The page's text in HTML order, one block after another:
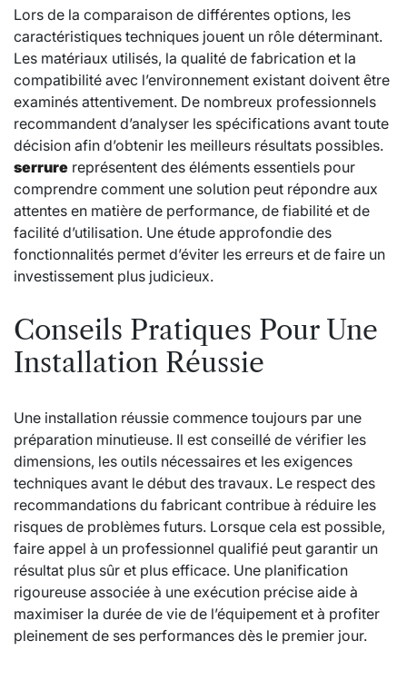
Lors de la comparaison de différentes options, les
caractéristiques techniques jouent un rôle déterminant.
Les matériaux utilisés, la qualité de fabrication et la
compatibilité avec l’environnement existant doivent être
examinés attentivement. De nombreux professionnels
recommandent d’analyser les spécifications avant toute
décision afin d’obtenir les meilleurs résultats possibles.
serrure représentent des éléments essentiels pour
comprendre comment une solution peut répondre aux
attentes en matière de performance, de fiabilité et de
facilité d’utilisation. Une étude approfondie des
fonctionnalités permet d’éviter les erreurs et de faire un
investissement plus judicieux.
Conseils Pratiques Pour Une
Installation Réussie
Une installation réussie commence toujours par une
préparation minutieuse. Il est conseillé de vérifier les
dimensions, les outils nécessaires et les exigences
techniques avant le début des travaux. Le respect des
recommandations du fabricant contribue à réduire les
risques de problèmes futurs. Lorsque cela est possible,
faire appel à un professionnel qualifié peut garantir un
résultat plus sûr et plus efficace. Une planification
rigoureuse associée à une exécution précise aide à
maximiser la durée de vie de l’équipement et à profiter
pleinement de ses performances dès le premier jour.